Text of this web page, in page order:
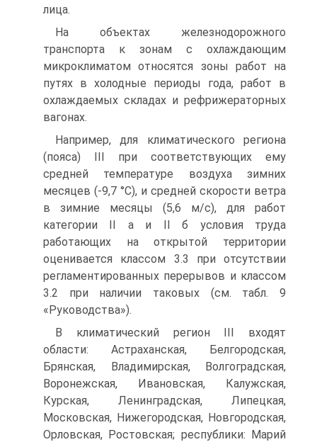
лица.
На объектах железнодорожного
транспорта к зонам с охлаждающим
микроклиматом относятся зоны работ на
путях в холодные периоды года, работ в
охлаждаемых складах и рефрижераторных
вагонах.
Например, для климатического региона
(пояса) III при соответствующих ему
средней температуре воздуха зимних
месяцев (-9,7 °С), и средней скорости ветра
в зимние месяцы (5,6 м/с), для работ
категории II а и II б условия труда
работающих на открытой территории
оценивается классом 3.3 при отсутствии
регламентированных перерывов и классом
3.2 при наличии таковых (см. табл. 9
«Руководства»).
В климатический регион III входят
области: Астраханская, Белгородская,
Брянская, Владимирская, Волгоградская,
Воронежская, Ивановская, Калужская,
Курская, Ленинградская, Липецкая,
Московская, Нижегородская, Новгородская,
Орловская, Ростовская; республики: Марий